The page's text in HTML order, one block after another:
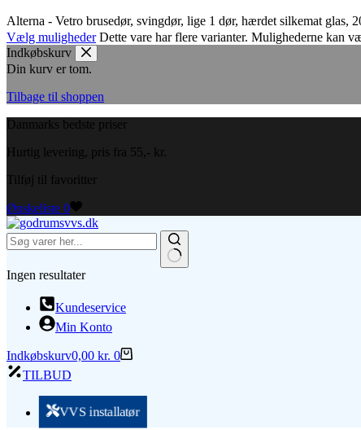
Alterna - Vetro brusedør, svingdør, lige 1 dør, hærdet silkemat glas,
Vælg muligheder Dette vare har flere varianter. Mulighederne kan
Indkøbskurv
Din kurv er tom.
Tilbage til shoppen
Danmarks bedste priser
Hurtig levering, pris fra 55,- kr.
Tilføj til favoritter
Ønskeliste 0
Ingen resultater
Kundeservice
Min Konto
Indkøbskurv0,00 kr. 0
TILBUD
VVS installatør